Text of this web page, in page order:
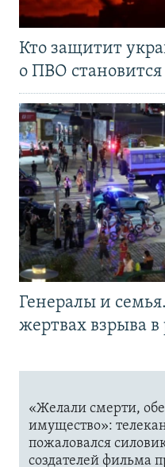
Кто защитит
о ПВО
Генералы и
жертвах взрыва в